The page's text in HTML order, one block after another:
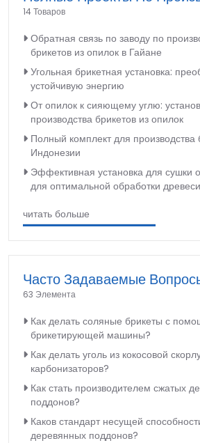
14 Товаров
Обратная связь по заводу по
брикетов из опилок в Гайане
Угольная брикетная установка:
устойчивую энергию
От опилок к сияющему углю:
производства брикетов из опилок
Полный комплект для производства
Индонезии
Эффективная установка для сушки
для оптимальной обработки
читать больше
Часто Задаваемые
63 Элемента
Как делать соляные брикеты с
брикетирующей машины?
Как делать уголь из кокосовой
карбонизаторов?
Как стать производителем сжатых
поддонов?
Каков стандарт несущей
деревянных поддонов?